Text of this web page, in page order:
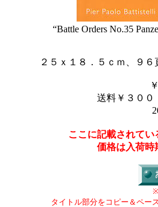
“Battle Orders No.35
２５ｘ１８．５ｃｍ、９
送料￥３００
ここに記載されて
価格は入荷時
タイトル部分をコピー＆ペー